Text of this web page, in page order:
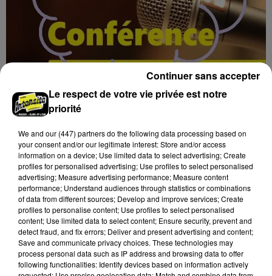
17h04
TERRE-NEUVAS
Jeudi 11 février 2027 à 14h30 à l'auditorium Samuel
Paty, bibliothèque Abbé-Grégoire de Blois (Loir-et-
Cher) : L’épopée des Terre-Neuvas. Conférence de...
Le respect de votre vie privée est notre
priorité
We and our (447) partnersdo the following data processing based on
your consent and/or our legitimate interest: Store and/or access
information on a device; Use limited data to select advertising; Create
profiles for personalised advertising; Use profiles to select personalised
advertising; Measure advertising performance; Measure content
performance; Understand audiences through statistics or combinations
of data from different sources; Develop and improve services; Create
profiles to personalise content; Use profiles to select personalised
content; Use limited data to select content; Ensure security, prevent and
detect fraud, and fix errors; Deliver and present advertising and content;
Save and communicate privacy choices. These technologies may
process personal data such as IP address and browsing data to offer
following functionalities: Identify devices based on information actively
Continuer sans accepter